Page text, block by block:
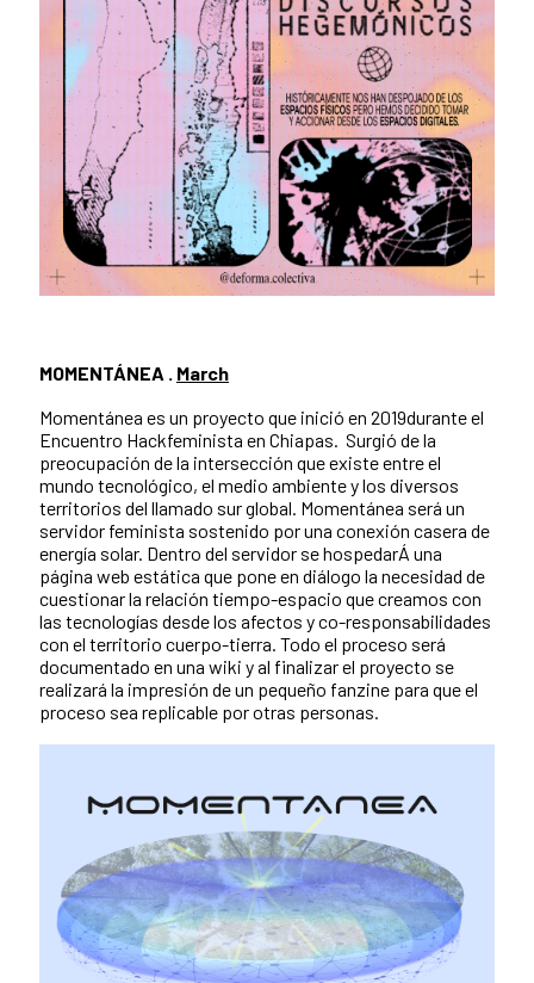
MOMENTÁNEA . March
Momentánea es un proyecto que inició en 2019durante el
Encuentro Hackfeminista en Chiapas. Surgió de la
preocupación de la intersección que existe entre el
mundo tecnológico, el medio ambiente y los diversos
territorios del llamado sur global. Momentánea será un
servidor feminista sostenido por una conexión casera de
energía solar. Dentro del servidor se hospedarÁ una
página web estática que pone en diálogo la necesidad de
cuestionar la relación tiempo-espacio que creamos con
las tecnologías desde los afectos y co-responsabilidades
con el territorio cuerpo-tierra. Todo el proceso será
documentado en una wiki y al finalizar el proyecto se
realizará la impresión de un pequeño fanzine para que el
proceso sea replicable por otras personas.